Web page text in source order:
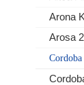
Arona
Arosa